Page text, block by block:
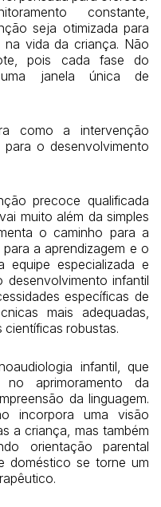
constante,
seja otimizada para
vida da criança. Não
pois cada fase do
uma janela única de
como a intervenção
o desenvolvimento
precoce qualificada
muito além da simples
o caminho para a
a aprendizagem e o
equipe especializada e
infantil
específicas de
mais adequadas,
científicas robustas.
infantil, que
aprimoramento da
da linguagem.
incorpora uma visão
a criança, mas também
orientação parental
doméstico se torne um